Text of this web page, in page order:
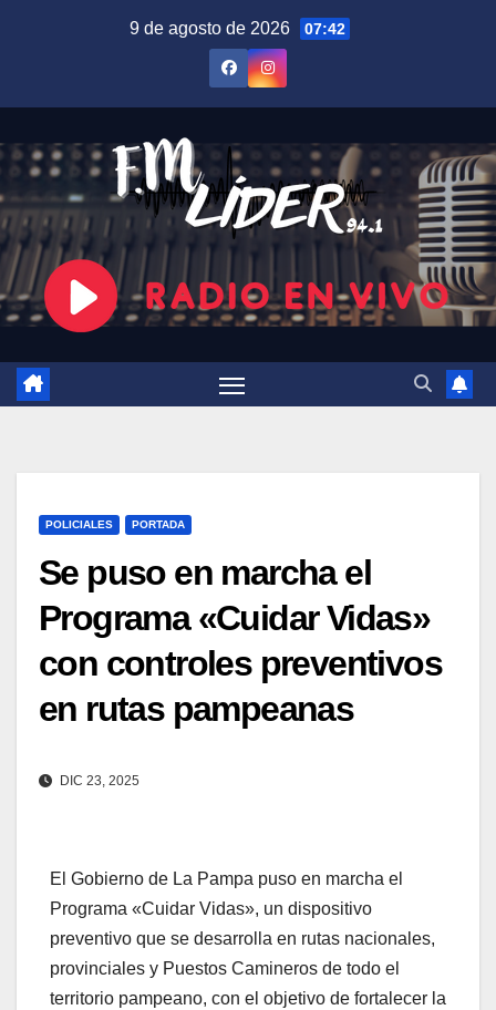
9 de agosto de 2026 07:42
POLICIALES PORTADA
Se puso en marcha el
Programa «Cuidar Vidas»
con controles preventivos
en rutas pampeanas
DIC 23, 2025
El Gobierno de La Pampa puso en marcha el
Programa «Cuidar Vidas», un dispositivo
preventivo que se desarrolla en rutas nacionales,
provinciales y Puestos Camineros de todo el
territorio pampeano, con el objetivo de fortalecer la